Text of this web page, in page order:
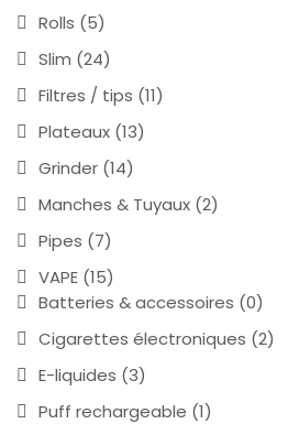
Rolls (5)
Slim (24)
Filtres / tips (11)
Plateaux (13)
Grinder (14)
Manches & Tuyaux (2)
Pipes (7)
VAPE (15)
Batteries & accessoires (0)
Cigarettes électroniques (2)
E-liquides (3)
Puff rechargeable (1)